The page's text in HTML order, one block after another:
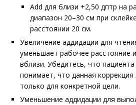
Add для близи +2,50 дптр на
диапазон 20–30 см при
расстоянии 20 см.
Увеличение аддидации для
уменьшает рабочее расстояние
вблизи. Убедитесь, что
понимает, что данная коррекция
только для конкретной цели.
Уменьшение аддидации для